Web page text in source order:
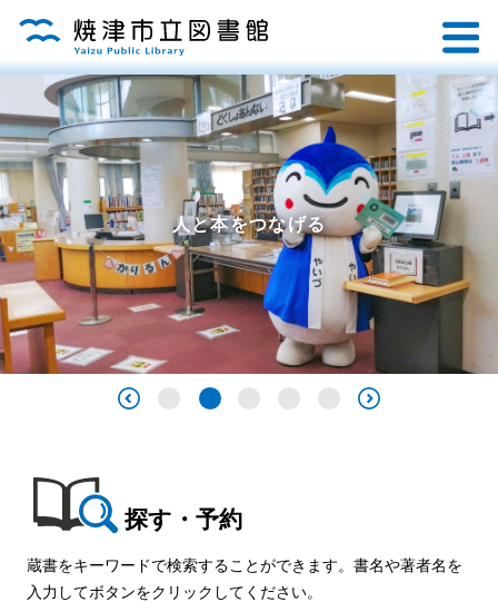
人と本をつなげる
探す・予約
蔵書をキーワードで検索することができます。書名や著者名を
入力してボタンをクリックしてください。